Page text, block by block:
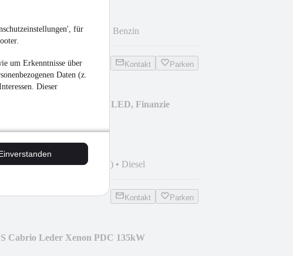
für
um Erkenntnisse über
Daten (z.
Dieser
km•63 kW (86 PS) Benzin
Kontakt Parken
Widescren, Asistenten, LED, Finanzie
€ mtl.
km•110 kW (150 PS) • Diesel
Kontakt Parken
Cabrio Leder Xenon PDC 135kW